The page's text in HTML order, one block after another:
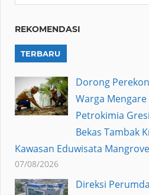
REKOMENDASI
TERBARU
Dorong
Warga Mengare
Petrokimia
Bekas Tambak
Kawasan Eduwisata Mangrove
07/08/2026
Direksi